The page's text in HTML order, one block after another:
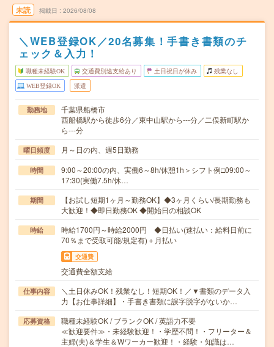
未読 掲載日 2026/08/08
＼WEB登録OK／20名募集！手書き書類のチ
ェック＆入力！
職種未経験OK 交通費別途支給あり 土日祝日が休み 残業なし
WEB登録OK 派遣
勤務地
千葉県船橋市
西船橋駅から徒歩6分／東中山駅から---分／二俣新町駅か
ら---分
曜日頻度 月～日の内、週5日勤務
時間
9:00～20:00の内、実働6～8h/休憩1h＞シフト例□09:00～
17:30(実働7.5h/休…
期間
【お試し短期1ヶ月～勤務OK】◆3ヶ月くらい/長期勤務も
大歓迎！◆即日勤務OK ◆開始日の相談OK
時給
時給1700円～時給2000円 ◆日払い(速払い：給料日前に
70％まで受取可能/規定有)＋月払い
交通費
交通費全額支給
仕事内容
＼土日休みOK！残業なし！短期OK！／▼書類のデータ入
力【お仕事詳細】・手書き書類に誤字脱字がないか…
応募資格
職種未経験OK / ブランクOK / 英語力不要
≪歓迎要件≫・未経験歓迎！・学歴不問！・フリーター＆
主婦(夫)＆学生＆Wワーカー歓迎！・経験・知識は…